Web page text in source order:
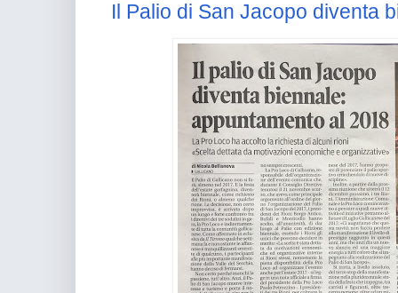
Il Palio di San Jacopo diventa